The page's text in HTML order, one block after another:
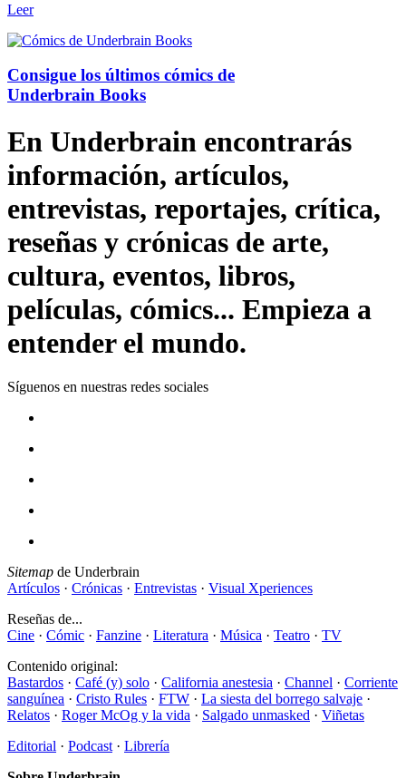
Leer
Consigue los últimos cómics de
Underbrain Books
En Underbrain encontrarás
información, artículos,
entrevistas, reportajes, crítica,
reseñas y crónicas de arte,
cultura, eventos, libros,
películas, cómics... Empieza a
entender el mundo.
Síguenos en nuestras redes sociales
Sitemap de Underbrain
Artículos · Crónicas · Entrevistas · Visual Xperiences
Reseñas de...
Cine · Cómic · Fanzine · Literatura · Música · Teatro · TV
Contenido original:
Bastardos · Café (y) solo · California anestesia · Channel · Corriente
sanguínea · Cristo Rules · FTW · La siesta del borrego salvaje ·
Relatos · Roger McOg y la vida · Salgado unmasked · Viñetas
Editorial · Podcast · Librería